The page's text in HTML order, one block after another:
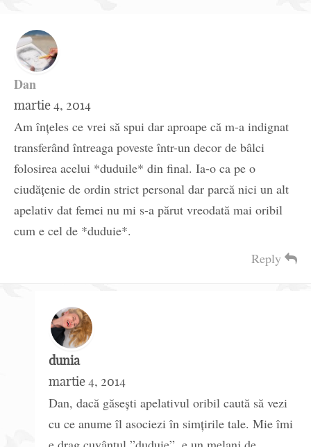
Dan
martie 4, 2014
Am înţeles ce vrei să spui dar aproape că m-a indignat
transferând întreaga poveste într-un decor de bâlci
folosirea acelui *duduile* din final. Ia-o ca pe o
ciudăţenie de ordin strict personal dar parcă nici un alt
apelativ dat femei nu mi s-a părut vreodată mai oribil
cum e cel de *duduie*.
Reply
dunia
martie 4, 2014
Dan, dacă găsești apelativul oribil caută să vezi
cu ce anume îl asociezi în simțirile tale. Mie îmi